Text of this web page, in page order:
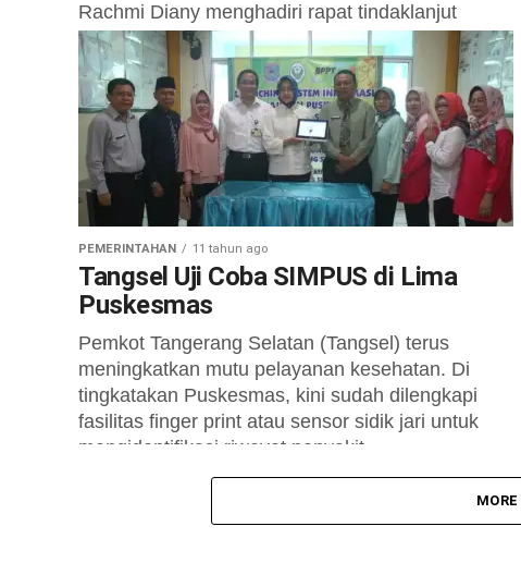
Rachmi Diany menghadiri rapat tindaklanjut
penanganan radiasi yang terjadi di Perumahan
Batan Indah Setu. Rapat tersebut dipimpin
langsung Menristek Bambang Brodjonegoro,...
PEMERINTAHAN 11 tahun ago
Tangsel Uji Coba SIMPUS di Lima
Puskesmas
Pemkot Tangerang Selatan (Tangsel) terus
meningkatkan mutu pelayanan kesehatan. Di
tingkatakan Puskesmas, kini sudah dilengkapi
fasilitas finger print atau sensor sidik jari untuk
mengidentifikasi riwayat penyakit...